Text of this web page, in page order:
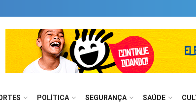
POLÍTICA SEGURANÇA SAÚDE